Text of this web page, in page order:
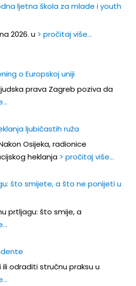
ljetna škola za mlade i youth
2026. u > pročitaj više…
o Europskoj uniji
prava Zagreb poziva da
ljubičastih ruža
Osijeka, radionice
heklanja > pročitaj više…
što smijete, a što ne ponijeti u
prtljagu: što smije, a
ili odraditi stručnu praksu u